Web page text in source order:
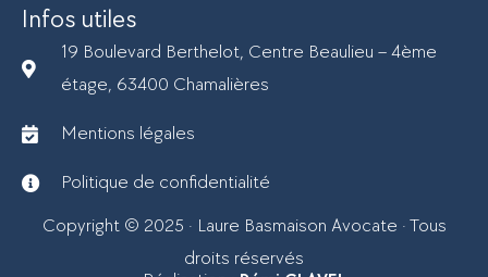
Infos utiles
19 Boulevard Berthelot, Centre Beaulieu – 4ème
étage, 63400 Chamalières
Mentions légales
Politique de confidentialité
Copyright © 2025 · Laure Basmaison Avocate · Tous
droits réservés